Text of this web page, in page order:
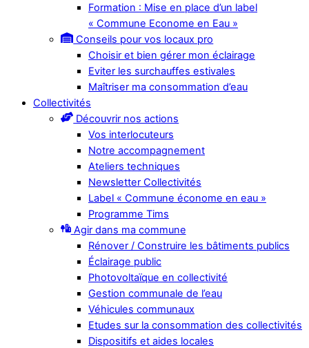
Formation : Mise en place d’un label
« Commune Econome en Eau »
Conseils pour vos locaux pro
Choisir et bien gérer mon éclairage
Eviter les surchauffes estivales
Maîtriser ma consommation d’eau
Collectivités
Découvrir nos actions
Vos interlocuteurs
Notre accompagnement
Ateliers techniques
Newsletter Collectivités
Label « Commune économe en eau »
Programme Tims
Agir dans ma commune
Rénover / Construire les bâtiments publics
Éclairage public
Photovoltaïque en collectivité
Gestion communale de l’eau
Véhicules communaux
Etudes sur la consommation des collectivités
Dispositifs et aides locales